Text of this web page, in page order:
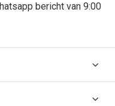
bericht van 9:00